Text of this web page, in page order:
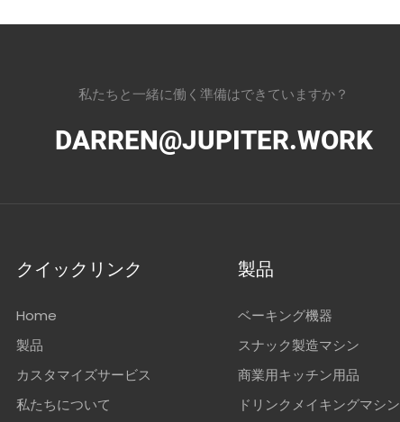
私たちと一緒に働く準備はできていますか？
DARREN@JUPITER.WORK
クイックリンク
Home
製品
カスタマイズサービス
私たちについて
製品
ベーキング機器
スナック製造マシン
商業用キッチン用品
ドリンクメイキングマシン